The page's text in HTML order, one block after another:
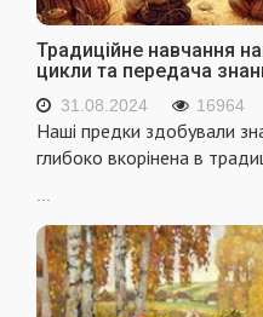
Традиційне навчання
цикли та передача
31.08.2024 16964
Наші предки здобували
глибоко вкорінена в